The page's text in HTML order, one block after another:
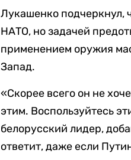
Лукашенко подчеркнул,
НАТО, но задачей
применением оружия
Запад.
«Скорее всего он не
этим. Воспользуйтесь
белорусский лидер,
ответит, даже если